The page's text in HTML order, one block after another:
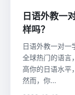
日语外教一
样吗？
日语外教一对一
全球热门的语言
高你的日语水平
然而，你…